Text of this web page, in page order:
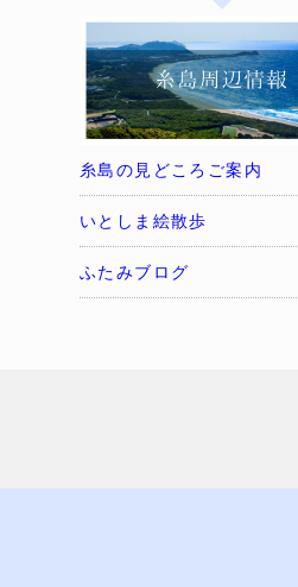
糸島の見どころご案内
いとしま絵散歩
ふたみブログ